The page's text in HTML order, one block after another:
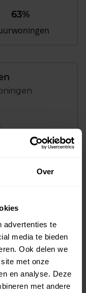
Over
advertenties te
media te bieden
Ook delen we
met onze
en analyse. Deze
met andere
63%